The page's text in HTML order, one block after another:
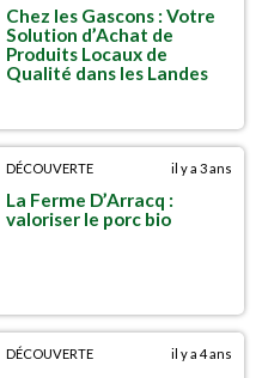
Chez les Gascons : Votre
Solution d’Achat de
Produits Locaux de
Qualité dans les Landes
DÉCOUVERTE il y a 3 ans
La Ferme D’Arracq :
valoriser le porc bio
DÉCOUVERTE il y a 4 ans